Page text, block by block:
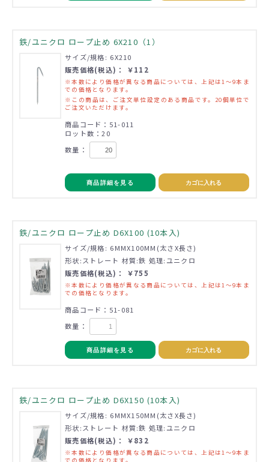
鉄/ユニクロ ロープ止め 6X210（1）
サイズ/規格: 6X210
販売価格(税込)： ￥112
※本数により価格が異なる商品については、上記は1～9本ま
での価格となります。
※この商品は、ご注文単位設定のある商品です。20個単位で
ご注文いただけます。
商品コード：51-011
ロット数：20
数量：
商品詳細を見る カゴに入れる
鉄/ユニクロ ロープ止め D6X100 (10本入)
サイズ/規格: 6MMX100MM(太さX長さ)
形状:ストレート 材質:鉄 処理:ユニクロ
販売価格(税込)： ￥755
※本数により価格が異なる商品については、上記は1～9本ま
での価格となります。
商品コード：51-081
数量：
商品詳細を見る カゴに入れる
鉄/ユニクロ ロープ止め D6X150 (10本入)
サイズ/規格: 6MMX150MM(太さX長さ)
形状:ストレート 材質:鉄 処理:ユニクロ
販売価格(税込)： ￥832
※本数により価格が異なる商品については、上記は1～9本ま
での価格となります。